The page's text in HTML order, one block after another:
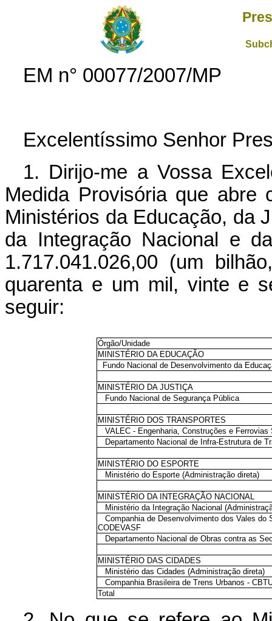
EM n° 00077/2007/MP
Excelentíssimo Senhor
1. Dirijo-me a Vossa
Medida Provisória que abre
Ministérios da Educação, da
da Integração Nacional e
1.717.041.026,00 (um
quarenta e um mil, vinte e
seguir:
Órgão/Unidade
MINISTÉRIO DA EDUCAÇÃO
Fundo Nacional de Desenvolvimento da
MINISTÉRIO DA JUSTIÇA
Fundo Nacional de Segurança Pública
MINISTÉRIO DOS TRANSPORTES
VALEC - Engenharia, Construções e Ferrovias
Departamento Nacional de Infra-Estrutura de
MINISTÉRIO DO ESPORTE
Ministério do Esporte (Administração direta)
MINISTÉRIO DA INTEGRAÇÃO NACIONAL
Ministério da Integração Nacional
Companhia de Desenvolvimento dos Vales
CODEVASF
Departamento Nacional de Obras contra as
MINISTÉRIO DAS CIDADES
Ministério das Cidades (Administração direta)
Companhia Brasileira de Trens Urbanos -
Total